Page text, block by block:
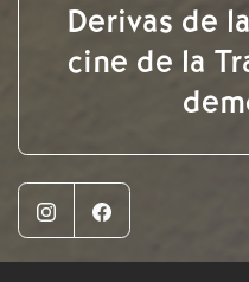
Derivas de
cine de la
InstagramFacebook